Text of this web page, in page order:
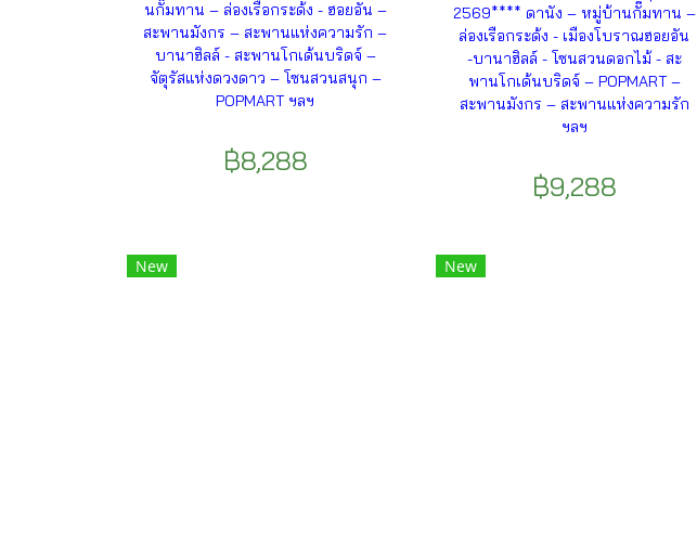
นกั๊มทาน – ล่องเรือกระด้ง - ฮอยอัน –
สะพานมังกร – สะพานแห่งความรัก –
บานาฮิลล์ - สะพานโกเด้นบริดจ์ –
จัตุรัสแห่งดวงดาว – โซนสวนสนุก –
POPMART ฯลฯ
฿8,288
2569**** ดานัง – หมู่บ้านกั๊มทาน –
ล่องเรือกระด้ง - เมืองโบราณฮอยอัน
-บานาฮิลล์ - โซนสวนดอกไม้ - สะ
พานโกเด้นบริดจ์ – POPMART –
สะพานมังกร – สะพานแห่งความรัก
ฯลฯ
฿9,288
New New